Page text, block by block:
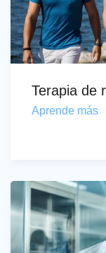
Terapia de
Aprende más